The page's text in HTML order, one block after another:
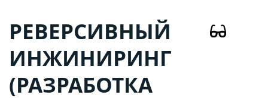
РЕВЕРСИВНЫЙ
ИНЖИНИРИНГ
(РАЗРАБОТКА